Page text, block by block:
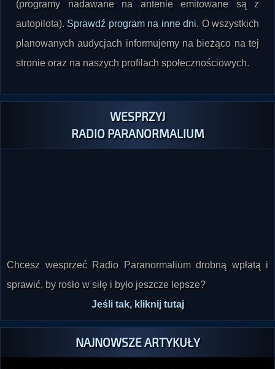
(programy nadawane na antenie emitowane są z
autopilota). Sprawdź program na inne dni. O wszystkich
planowanych audycjach informujemy na bieżąco na tej
stronie oraz na naszych profilach społecznościowych.
WESPRZYJ
RADIO PARANORMALIUM
Chcesz wesprzeć Radio Paranormalium drobną wpłatą i
sprawić, by rosło w siłę i było jeszcze lepsze?
Jeśli tak, kliknij tutaj
NAJNOWSZE ARTYKUŁY